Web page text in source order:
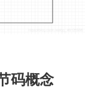
码概念